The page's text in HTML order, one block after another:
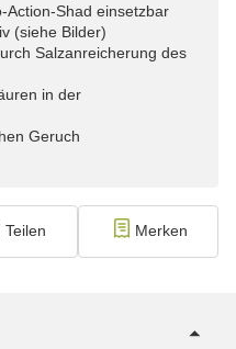
Action-Shad einsetzbar
(siehe Bilder)
Salzanreicherung des
in der
Geruch
Teilen Merken